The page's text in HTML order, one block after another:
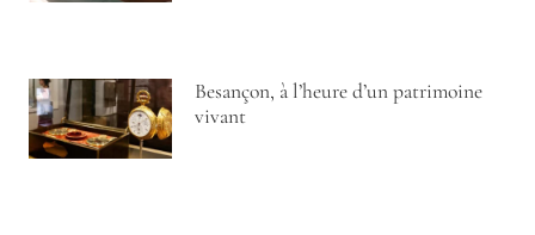
Besançon, à l’heure d’un patrimoine
vivant